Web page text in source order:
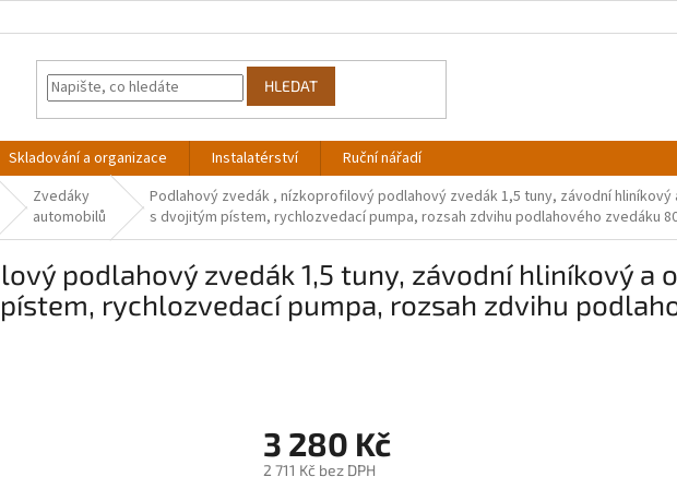
HLEDAT
Skladování a organizace Instalatérství Ruční nářadí
Zvedáky
automobilů
Podlahový zvedák , nízkoprofilový podlahový zvedák 1,5 tuny, závodní
s dvojitým pístem, rychlozvedací pumpa, rozsah zdvihu podlahového zvedáku
podlahový zvedák 1,5 tuny, závodní hliníkový a
rychlozvedací pumpa, rozsah zdvihu
3 280 Kč
2 711 Kč bez DPH